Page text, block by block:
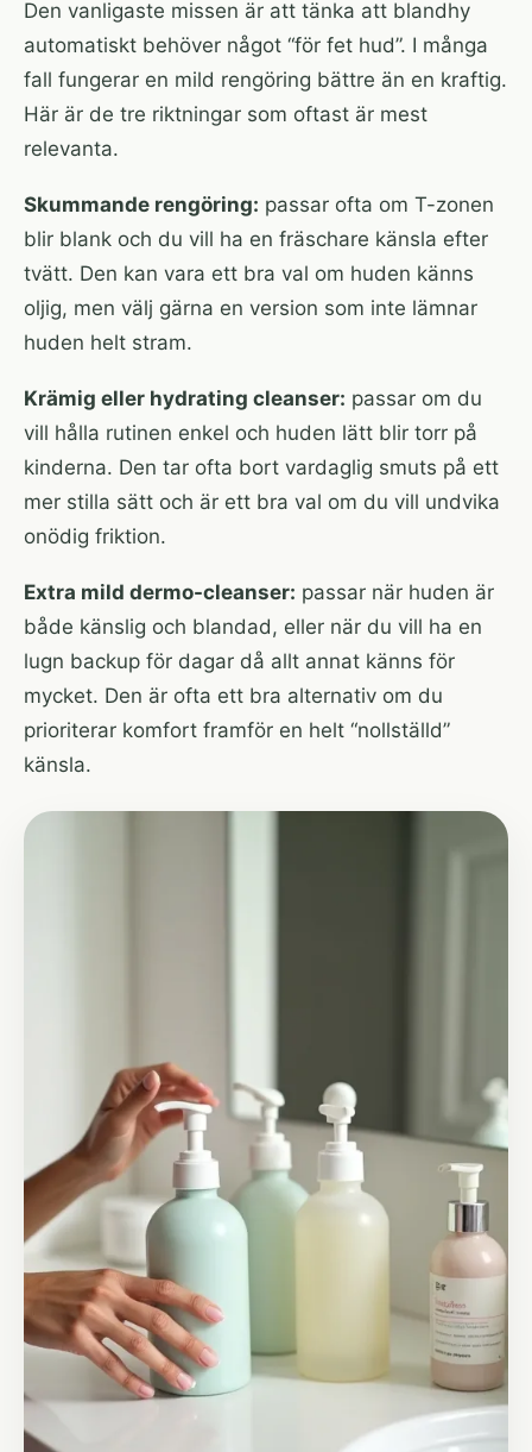
Den vanligaste missen är att tänka att blandhy
automatiskt behöver något “för fet hud”. I många
fall fungerar en mild rengöring bättre än en kraftig.
Här är de tre riktningar som oftast är mest
relevanta.
Skummande rengöring: passar ofta om T-zonen
blir blank och du vill ha en fräschare känsla efter
tvätt. Den kan vara ett bra val om huden känns
oljig, men välj gärna en version som inte lämnar
huden helt stram.
Krämig eller hydrating cleanser: passar om du
vill hålla rutinen enkel och huden lätt blir torr på
kinderna. Den tar ofta bort vardaglig smuts på ett
mer stilla sätt och är ett bra val om du vill undvika
onödig friktion.
Extra mild dermo-cleanser: passar när huden är
både känslig och blandad, eller när du vill ha en
lugn backup för dagar då allt annat känns för
mycket. Den är ofta ett bra alternativ om du
prioriterar komfort framför en helt “nollställd”
känsla.